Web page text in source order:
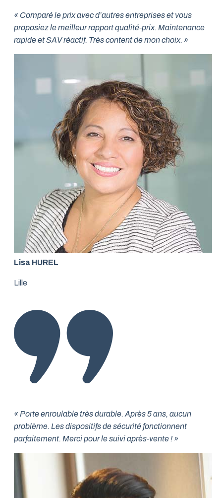
« Comparé le prix avec d’autres entreprises et vous
proposiez le meilleur rapport qualité-prix. Maintenance
rapide et SAV réactif. Très content de mon choix. »
Lisa HUREL
Lille
« Porte enroulable très durable. Après 5 ans, aucun
problème. Les dispositifs de sécurité fonctionnent
parfaitement. Merci pour le suivi après-vente ! »